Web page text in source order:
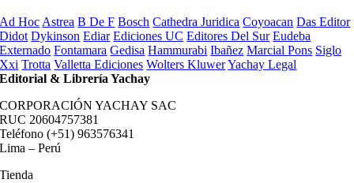
Ad Hoc Astrea B De F Bosch Cathedra Juridica Coyoacan Das Editor
Didot Dykinson Ediar Ediciones UC Editores Del Sur Eudeba
Externado Fontamara Gedisa Hammurabi Ibañez Marcial Pons Siglo
Xxi Trotta Valletta Ediciones Wolters KluwerYachay Legal
Editorial & Librería Yachay
CORPORACIÓN YACHAY SAC
RUC 20604757381
Teléfono (+51) 963576341
Lima – Perú
Tienda